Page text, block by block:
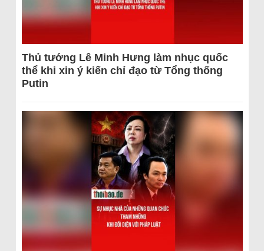
Thủ tướng Lê Minh Hưng làm nhục quốc
thể khi xin ý kiến chỉ đạo từ Tổng thống
Putin